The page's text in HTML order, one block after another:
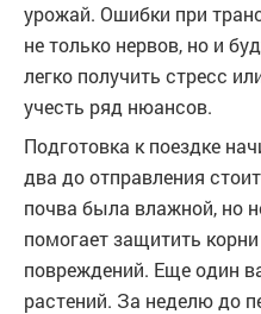
урожай. Ошибки при
не только нервов, но и
легко получить стресс
учесть ряд нюансов.
Подготовка к поездке
два до отправления
почва была влажной, но
помогает защитить
повреждений. Еще один
растений. За неделю до